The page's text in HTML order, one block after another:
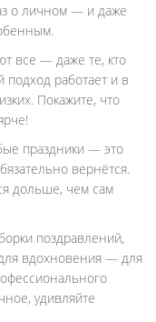
о личном — и даже
все — даже те, кто
подход работает и в
Покажите, что
праздники — это
вернётся.
дольше, чем сам
поздравлений,
вдохновения — для
удивляйте